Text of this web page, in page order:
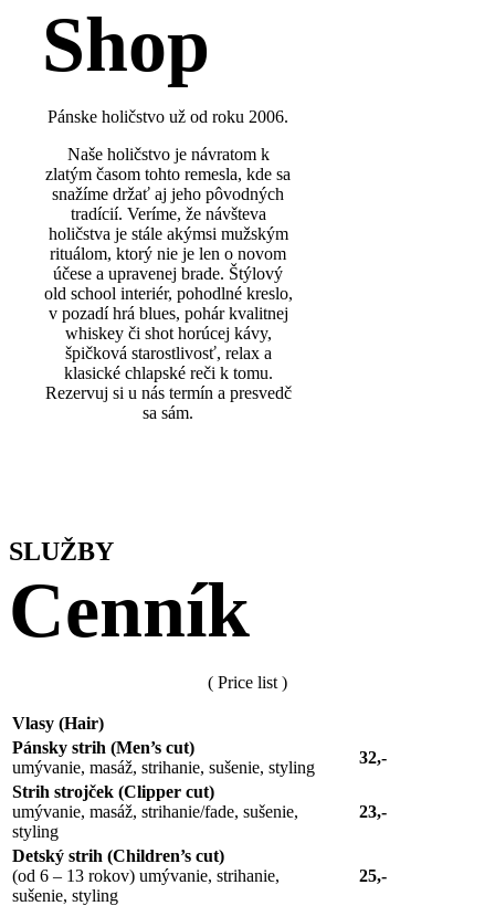
Shop
Pánske holičstvo už od roku 2006.
Naše holičstvo je návratom k
zlatým časom tohto remesla, kde sa
snažíme držať aj jeho pôvodných
tradícií. Veríme, že návšteva
holičstva je stále akýmsi mužským
rituálom, ktorý nie je len o novom
účese a upravenej brade. Štýlový
old school interiér, pohodlné kreslo,
v pozadí hrá blues, pohár kvalitnej
whiskey či shot horúcej kávy,
špičková starostlivosť, relax a
klasické chlapské reči k tomu.
Rezervuj si u nás termín a presvedč
sa sám.
SLUŽBY
Cenník
( Price list )
Vlasy (Hair)
Pánsky strih (Men’s cut)
umývanie, masáž, strihanie, sušenie, styling
32,-
Strih strojček (Clipper cut)
umývanie, masáž, strihanie/fade, sušenie,
styling
23,-
Detský strih (Children’s cut)
(od 6 – 13 rokov) umývanie, strihanie,
sušenie, styling
25,-